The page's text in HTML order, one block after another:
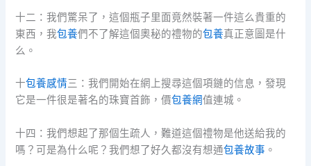
十二：我們驚呆了，這個瓶子里面竟然裝著一件這么貴重的
東西，我包養們不了解這個奧秘的禮物的包養真正意圖是什
么。
十包養感情三：我們開始在網上搜尋這個項鏈的信息，發現
它是一件很是著名的珠寶首飾，價包養網值連城。
十四：我們想起了那個生疏人，難道這個禮物是他送給我的
嗎？可是為什么呢？我們想了好久都沒有想通包養故事 。